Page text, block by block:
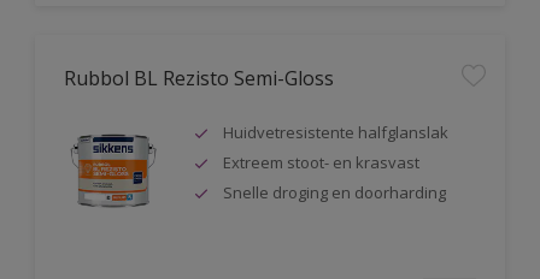
Rubbol BL Rezisto Semi-Gloss
Huidvetresistente halfglanslak
Extreem stoot- en krasvast
Snelle droging en doorharding